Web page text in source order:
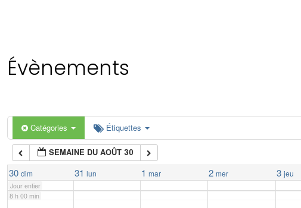
Évènements
Catégories Étiquettes
SEMAINE DU AOÛT 30
30 dim 31 lun 1 mar 2 mer 3 jeu
Jour entier
6 h 00 min
7 h 00 min
8 h 00 min